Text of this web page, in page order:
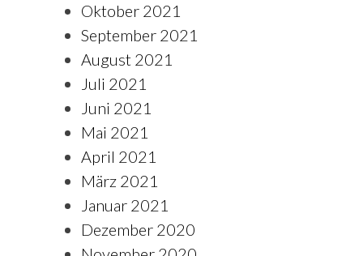
Oktober 2021
September 2021
August 2021
Juli 2021
Juni 2021
Mai 2021
April 2021
März 2021
Januar 2021
Dezember 2020